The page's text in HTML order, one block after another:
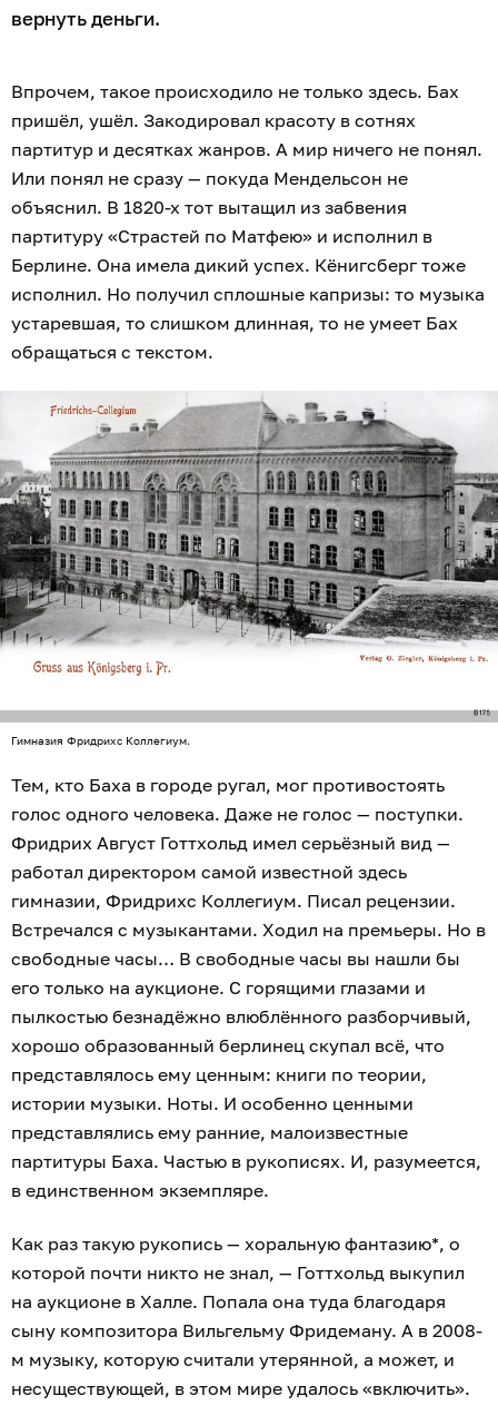
вернуть деньги.
Впрочем, такое происходило не только здесь. Бах
пришёл, ушёл. Закодировал красоту в сотнях
партитур и десятках жанров. А мир ничего не понял.
Или понял не сразу — покуда Мендельсон не
объяснил. В 1820-х тот вытащил из забвения
партитуру «Страстей по Матфею» и исполнил в
Берлине. Она имела дикий успех. Кёнигсберг тоже
исполнил. Но получил сплошные капризы: то музыка
устаревшая, то слишком длинная, то не умеет Бах
обращаться с текстом.
Гимназия Фридрихс Коллегиум.
Тем, кто Баха в городе ругал, мог противостоять
голос одного человека. Даже не голос — поступки.
Фридрих Август Готтхольд имел серьёзный вид —
работал директором самой известной здесь
гимназии, Фридрихс Коллегиум. Писал рецензии.
Встречался с музыкантами. Ходил на премьеры. Но в
свободные часы… В свободные часы вы нашли бы
его только на аукционе. С горящими глазами и
пылкостью безнадёжно влюблённого разборчивый,
хорошо образованный берлинец скупал всё, что
представлялось ему ценным: книги по теории,
истории музыки. Ноты. И особенно ценными
представлялись ему ранние, малоизвестные
партитуры Баха. Частью в рукописях. И, разумеется,
в единственном экземпляре.
Как раз такую рукопись — хоральную фантазию*, о
которой почти никто не знал, — Готтхольд выкупил
на аукционе в Халле. Попала она туда благодаря
сыну композитора Вильгельму Фридеману. А в 2008-
м музыку, которую считали утерянной, а может, и
несуществующей, в этом мире удалось «включить».